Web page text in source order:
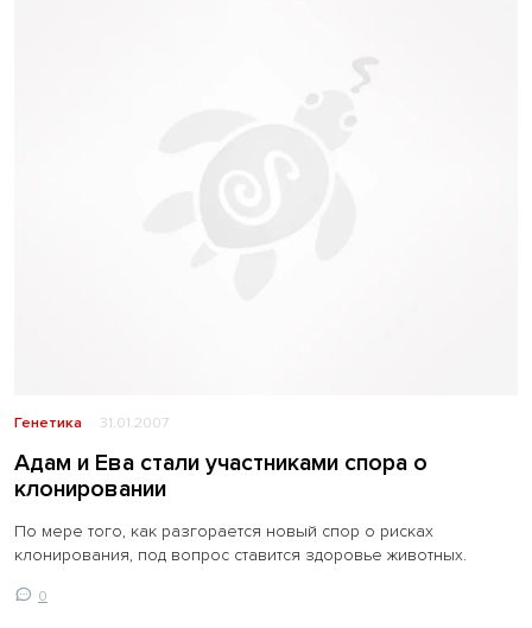
Генетика 31.01.2007
Адам и Ева стали участниками спора о
клонировании
По мере того, как разгорается новый спор о рисках
клонирования, под вопрос ставится здоровье животных.
0